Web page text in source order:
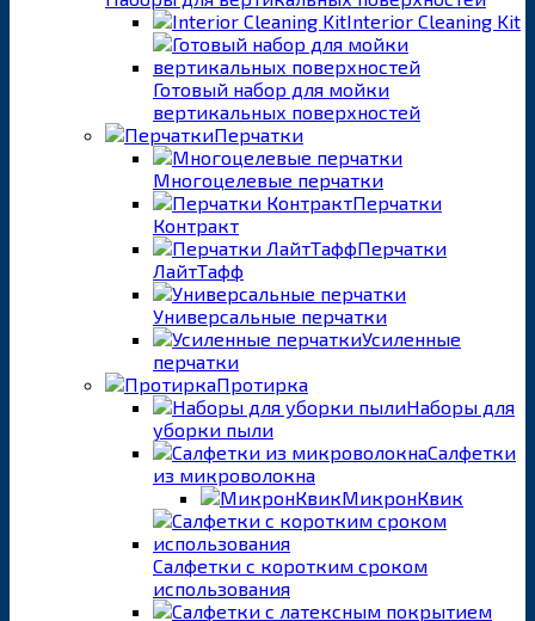
Interior Cleaning Kit
Готовый набор для мойки
вертикальных поверхностей
Перчатки
Многоцелевые перчатки
Перчатки
Контракт
Перчатки
ЛайтТафф
Универсальные перчатки
Усиленные
перчатки
Протирка
Наборы для
уборки пыли
Салфетки
из микроволокна
МикронКвик
Салфетки с коротким сроком
использования